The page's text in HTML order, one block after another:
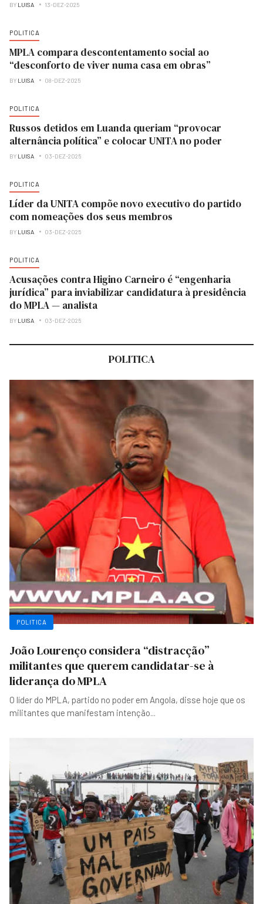
BY LUISA 13-DEZ-2025
POLITICA
MPLA compara descontentamento social ao
“desconforto de viver numa casa em obras”
BY LUISA 08-DEZ-2025
POLITICA
Russos detidos em Luanda queriam “provocar
alternância política” e colocar UNITA no poder
BY LUISA 03-DEZ-2025
POLITICA
Líder da UNITA compõe novo executivo do partido
com nomeações dos seus membros
BY LUISA 03-DEZ-2025
POLITICA
Acusações contra Higino Carneiro é “engenharia
jurídica” para inviabilizar candidatura à presidência
do MPLA — analista
BY LUISA 03-DEZ-2025
POLITICA
POLITICA
João Lourenço considera “distracção”
militantes que querem candidatar-se à
liderança do MPLA
O líder do MPLA, partido no poder em Angola, disse hoje que os
militantes que manifestam intenção...